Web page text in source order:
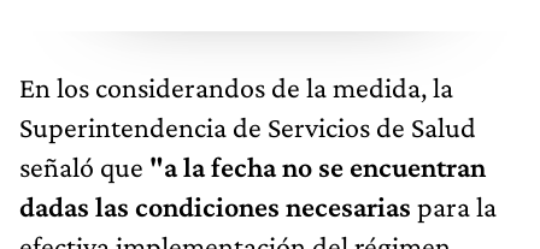
En los considerandos de la medida, la
Superintendencia de Servicios de Salud
señaló que "a la fecha no se encuentran
dadas las condiciones necesarias para la